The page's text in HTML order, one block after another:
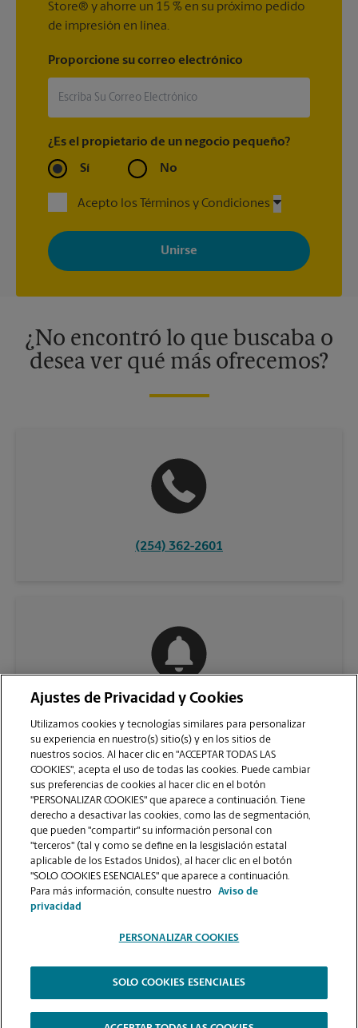
Store® y ahorre un 15 % en su próximo pedido
de impresión en línea.
Proporcione su correo electrónico
¿Es el propietario de un negocio pequeño?
Sí No
Acepto los Términos y Condiciones
Al registrarse, acepta recibir correos electrónicos de The UPS
Store con noticias, ofertas especiales, promociones y mensajes
adaptados a sus intereses. Puede darse de baja en cualquier
momento. Para más información, consulte nuestra política de
¿No encontró lo que buscaba o
desea ver qué más ofrecemos?
(254) 362-2601
VER LA PÁGINA DE LA TIENDA
2026.
The UPS Store | Aviso de Privacidad | Términos de Uso del Sitio Web |
Contraste Alto
Ajustes de Privacidad y Cookies
Utilizamos cookies y tecnologías similares para personalizar
su experiencia en nuestro(s) sitio(s) y en los sitios de
nuestros socios. Al hacer clic en "ACCEPTAR TODAS LAS
COOKIES", acepta el uso de todas las cookies. Puede cambiar
sus preferencias de cookies al hacer clic en el botón
"PERSONALIZAR COOKIES" que aparece a continuación. Tiene
derecho a desactivar las cookies, como las de segmentación,
que pueden "compartir" su información personal con
"terceros" (tal y como se define en la lesgislación estatal
aplicable de los Estados Unidos), al hacer clic en el botón
"SOLO COOKIES ESENCIALES" que aparece a continuación.
Para más información, consulte nuestro
Aviso de
privacidad
PERSONALIZAR COOKIES
SOLO COOKIES ESENCIALES